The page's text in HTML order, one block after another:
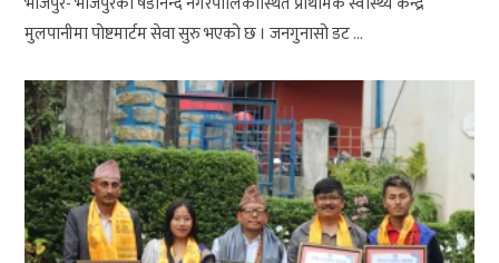
मुलपानीमा पोष्टमार्टम सेवा सुरु भएको छ । जनगुनासो डट ...